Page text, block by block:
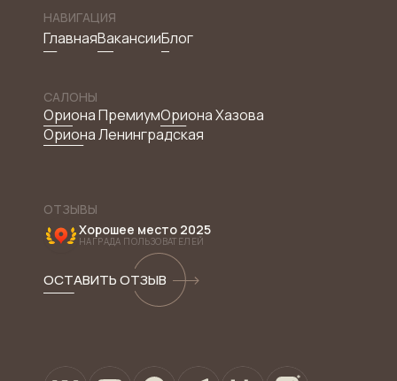
НАВИГАЦИЯ
ГлавнаяВакансииБлог
САЛОНЫ
Ориона ПремиумОриона Хазова
Ориона Ленинградская
ОТЗЫВЫ
Хорошее место 2025
НАГРАДА ПОЛЬЗОВАТЕЛЕЙ
ОСТАВИТЬ ОТЗЫВ